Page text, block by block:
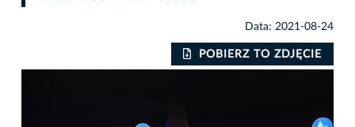
Data: 2021-08-24
POBIERZ TO ZDJĘCIE